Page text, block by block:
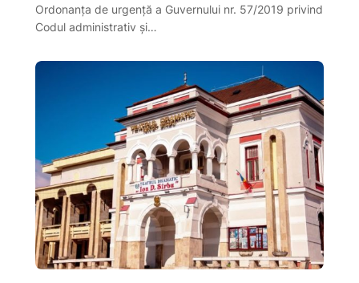
Ordonanța de urgență a Guvernului nr. 57/2019 privind
Codul administrativ și…